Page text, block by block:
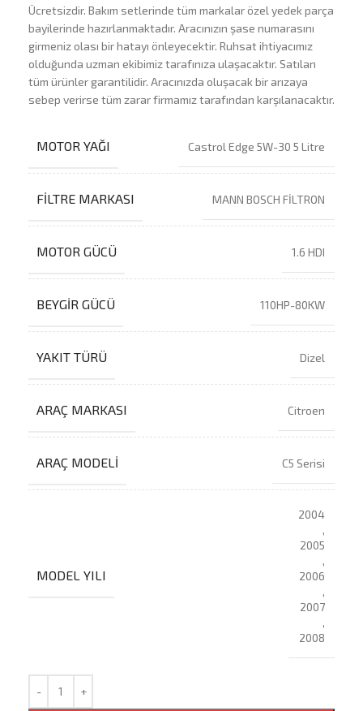
Ücretsizdir. Bakım setlerinde tüm markalar özel yedek parça
bayilerinde hazırlanmaktadır. Aracınızın şase numarasını
girmeniz olası bir hatayı önleyecektir. Ruhsat ihtiyacımız
olduğunda uzman ekibimiz tarafınıza ulaşacaktır. Satılan
tüm ürünler garantilidir. Aracınızda oluşacak bir arızaya
sebep verirse tüm zarar firmamız tarafından karşılanacaktır.
MOTOR YAĞI Castrol Edge 5W-30 5 Litre
FILTRE MARKASI MANN BOSCH FİLTRON
MOTOR GÜCÜ 1.6 HDI
BEYGIR GÜCÜ 110HP-80KW
YAKIT TÜRÜ Dizel
ARAÇ MARKASI Citroen
ARAÇ MODELI C5 Serisi
MODEL YILI
2004
,
2005
,
2006
,
2007
,
2008